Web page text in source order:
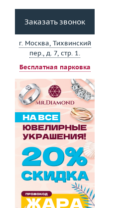
Заказать звонок
г. Москва, Тихвинский
пер., д. 7, стр. 1.
Бесплатная парковка